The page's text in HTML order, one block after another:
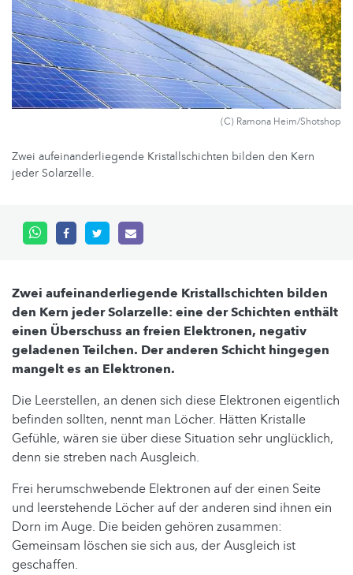
(C) Ramona Heim/Shotshop
Zwei aufeinanderliegende Kristallschichten bilden den Kern
jeder Solarzelle.
Zwei aufeinanderliegende Kristallschichten bilden
den Kern jeder Solarzelle: eine der Schichten enthält
einen Überschuss an freien Elektronen, negativ
geladenen Teilchen. Der anderen Schicht hingegen
mangelt es an Elektronen.
Die Leerstellen, an denen sich diese Elektronen eigentlich
befinden sollten, nennt man Löcher. Hätten Kristalle
Gefühle, wären sie über diese Situation sehr unglücklich,
denn sie streben nach Ausgleich.
Frei herumschwebende Elektronen auf der einen Seite
und leerstehende Löcher auf der anderen sind ihnen ein
Dorn im Auge. Die beiden gehören zusammen:
Gemeinsam löschen sie sich aus, der Ausgleich ist
geschaffen.